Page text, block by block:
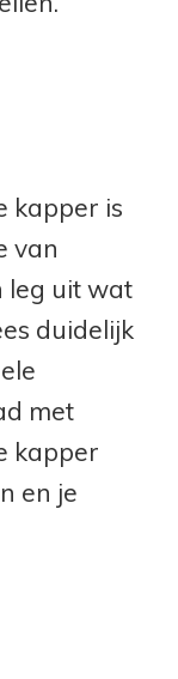
kapper is
van
leg uit wat
duidelijk
met
kapper
en je